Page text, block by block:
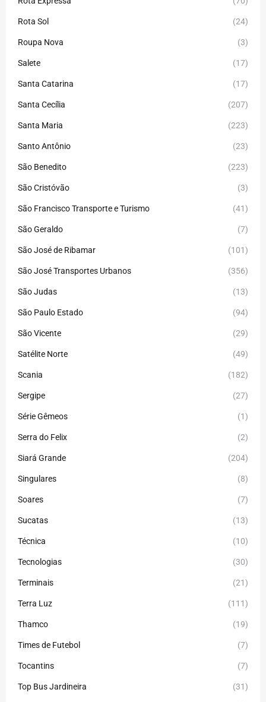
Rota Sol (24)
Roupa Nova (3)
Salete (17)
Santa Catarina (17)
Santa Cecília (207)
Santa Maria (223)
Santo Antônio (23)
São Benedito (223)
São Cristóvão (3)
São Francisco Transporte e Turismo (41)
São Geraldo (7)
São José de Ribamar (101)
São José Transportes Urbanos (356)
São Judas (13)
São Paulo Estado (94)
São Vicente (29)
Satélite Norte (49)
Scania (182)
Sergipe (27)
Série Gêmeos (1)
Serra do Felix (2)
Siará Grande (204)
Singulares (8)
Soares (7)
Sucatas (13)
Técnica (10)
Tecnologias (30)
Terminais (21)
Terra Luz (111)
Thamco (19)
Times de Futebol (7)
Tocantins (7)
Top Bus Jardineira (31)